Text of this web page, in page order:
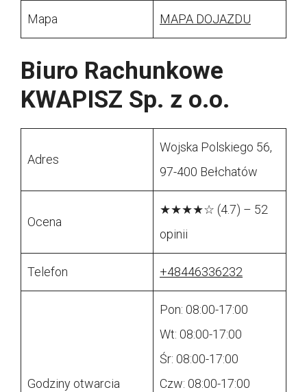
Mapa MAPA DOJAZDU
Biuro Rachunkowe
KWAPISZ Sp. z o.o.
Adres
Wojska Polskiego 56,
97-400 Bełchatów
Ocena
★★★★☆ (4.7) – 52
opinii
Telefon +48446336232
Godziny otwarcia
Pon: 08:00-17:00
Wt: 08:00-17:00
Śr: 08:00-17:00
Czw: 08:00-17:00